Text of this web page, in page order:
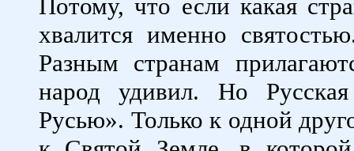
Потому, что если какая
хвалится именно
Разным странам
народ удивил. Но
Русью». Только к одной